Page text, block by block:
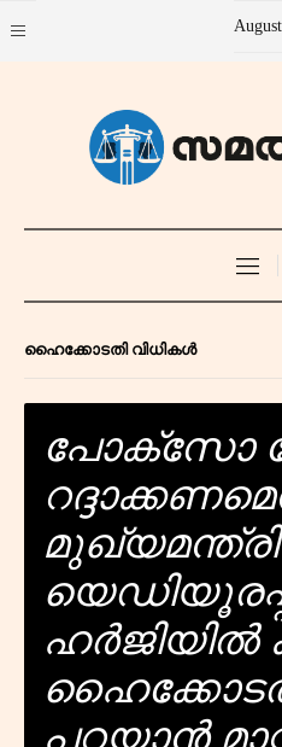
ഹൈക്കോടതി വിധികൾ
പോക്സോ
മുഖ്യമന്ത്രി
ഹർജിയിൽ
പറയാൻ